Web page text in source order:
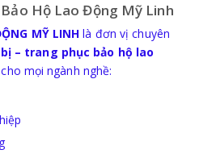
NHIỆTHộ Lao Động Mỹ Linh
MỸ LINH là đơn vị chuyên
– trang phục bảo hộ lao
mọi ngành nghề: